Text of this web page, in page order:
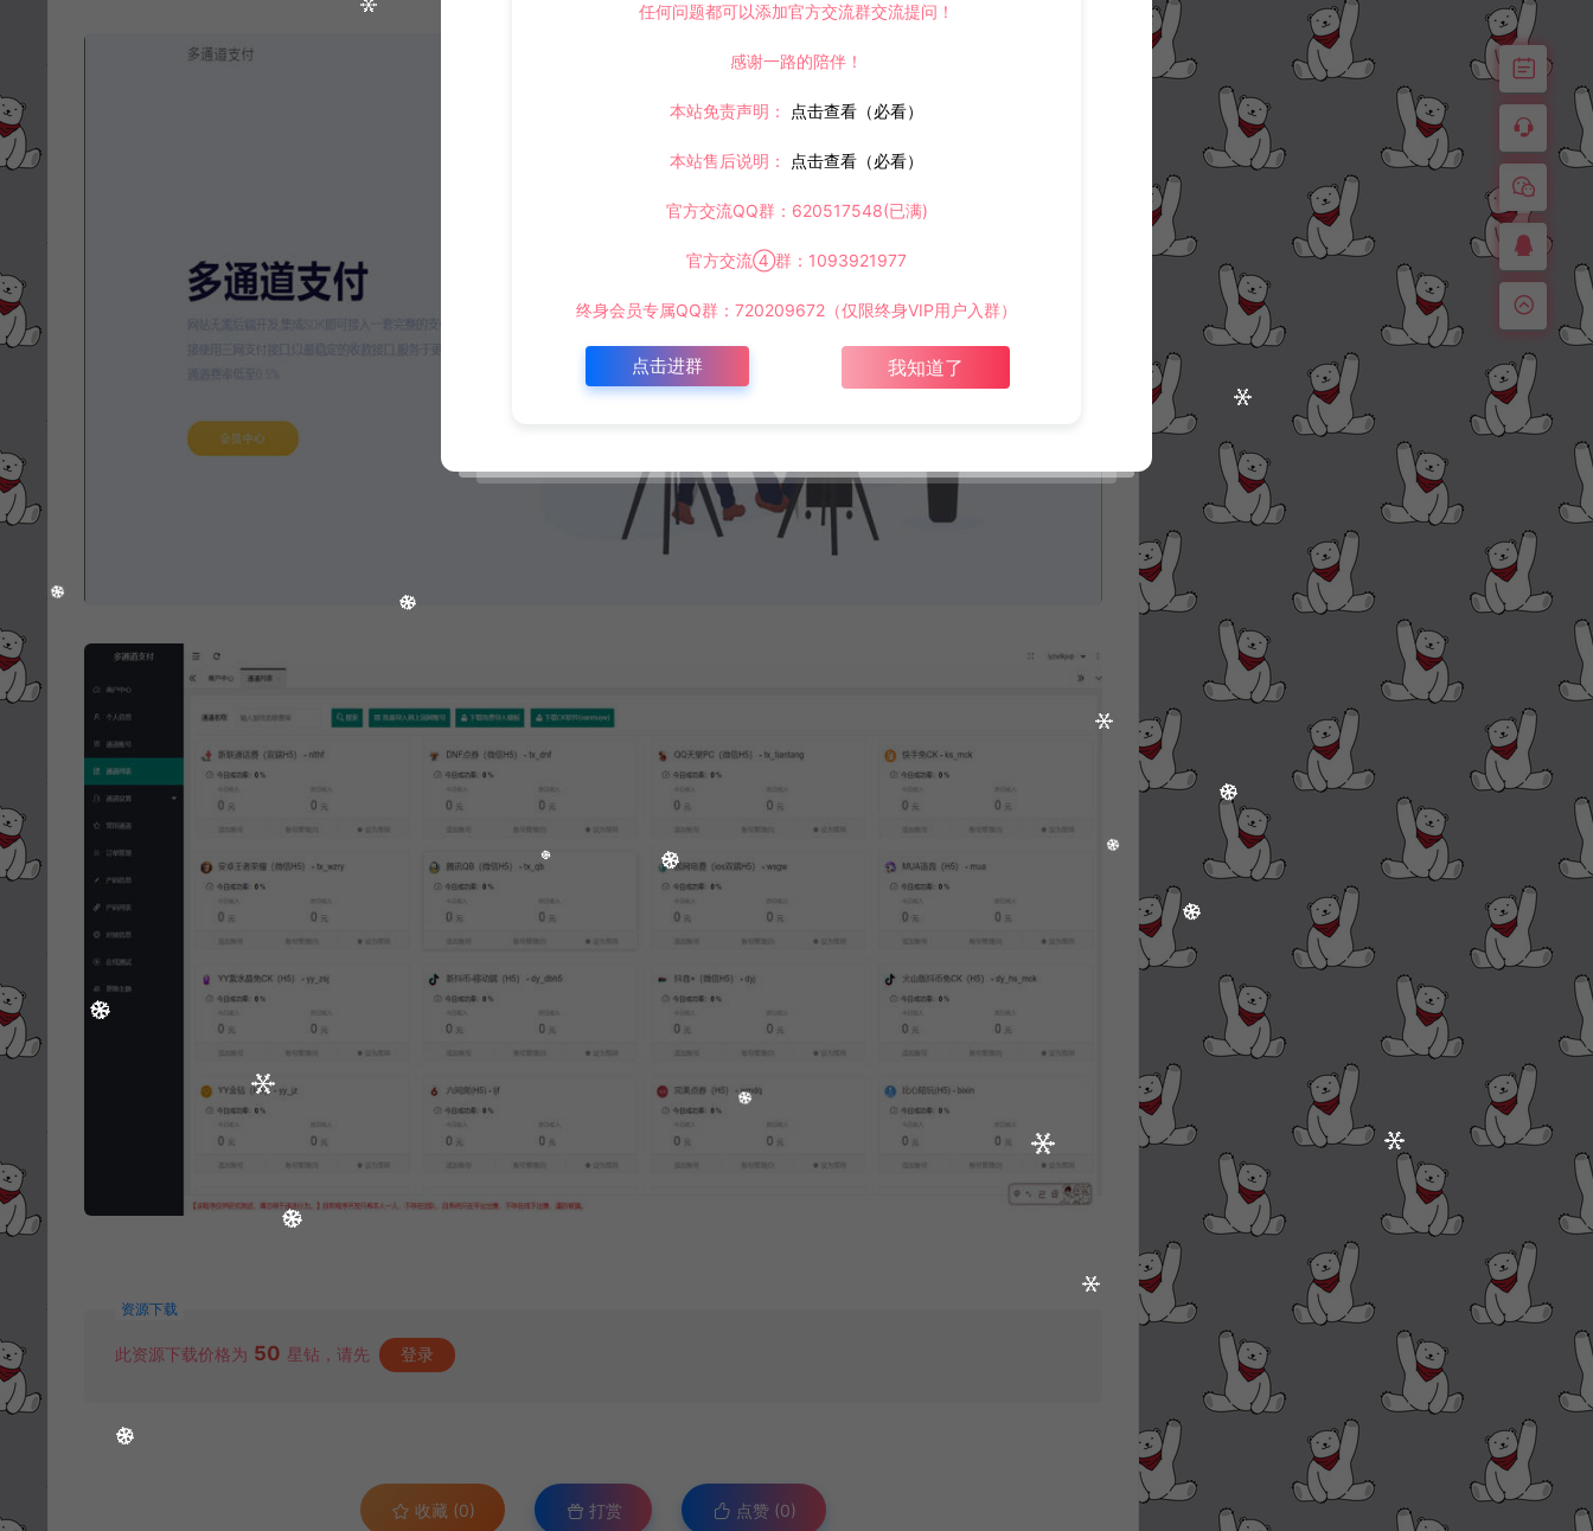
资源下载
此资源下载价格为 50 星钻，请先 登录
收藏 (0) 打赏 点赞 (0)
任何问题都可以添加官方交流群交流提问！
感谢一路的陪伴！
本站免责声明： 点击查看（必看）
本站售后说明： 点击查看（必看）
官方交流QQ群：620517548(已满)
官方交流④群：1093921977
终身会员专属QQ群：720209672（仅限终身VIP用户入群）
点击进群 我知道了